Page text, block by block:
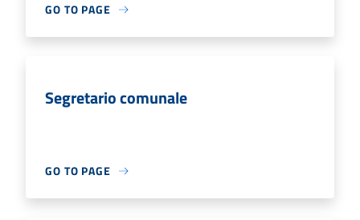
GO TO PAGE
Segretario comunale
GO TO PAGE